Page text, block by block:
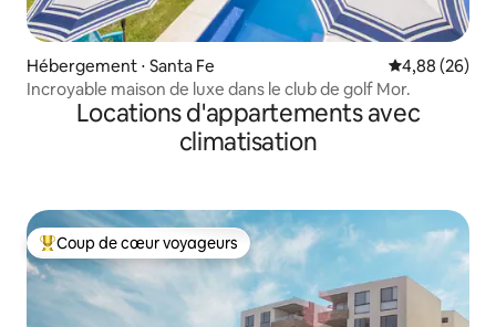
Hébergement ⋅ Santa Fe Évaluation
4,88 (26)
Incroyable maison de luxe dans le club de golf Mor.
Locations d'appartements avec
climatisation
Coups de cœur voyageurs les plus appréciés
Coup de cœur voyageurs